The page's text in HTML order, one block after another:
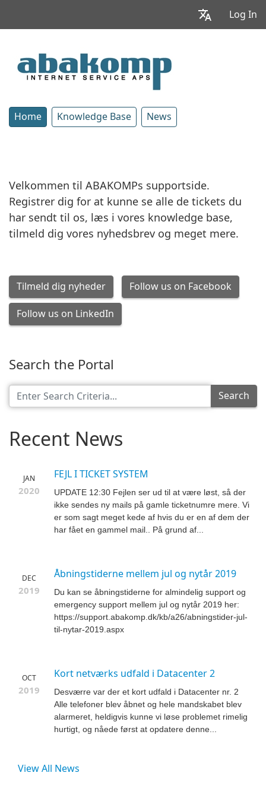
Log In
Home Knowledge Base News
Velkommen til ABAKOMPs supportside.
Registrer dig for at kunne se alle de tickets du
har sendt til os, læs i vores knowledge base,
tilmeld dig vores nyhedsbrev og meget mere.
Tilmeld dig nyheder Follow us on Facebook
Follow us on LinkedIn
Search the Portal
Search
Recent News
JAN
2020
FEJL I TICKET SYSTEM
UPDATE 12:30 Fejlen ser ud til at være løst, så der
ikke sendes ny mails på gamle ticketnumre mere. Vi
er som sagt meget kede af hvis du er en af dem der
har fået en gammel mail.. På grund af...
DEC
2019
Åbningstiderne mellem jul og nytår 2019
Du kan se åbningstiderne for almindelig support og
emergency support mellem jul og nytår 2019 her:
https://support.abakomp.dk/kb/a26/abningstider-jul-
til-nytar-2019.aspx
OCT
2019
Kort netværks udfald i Datacenter 2
Desværre var der et kort udfald i Datacenter nr. 2
Alle telefoner blev åbnet og hele mandskabet blev
alarmeret, heldigvis kunne vi løse problemet rimelig
hurtigt, og nåede først at opdatere denne...
View All News